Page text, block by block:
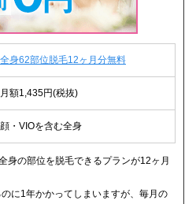
全身62部位脱毛12ヶ月分無料
月額1,435円(税抜)
顔・VIOを含む全身
身の部位を脱毛できるプランが12ヶ月
に1年かかってしまいますが、毎月の